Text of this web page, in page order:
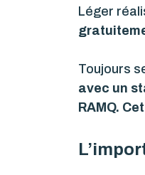
Léger
Toujours
avec un
RAMQ.